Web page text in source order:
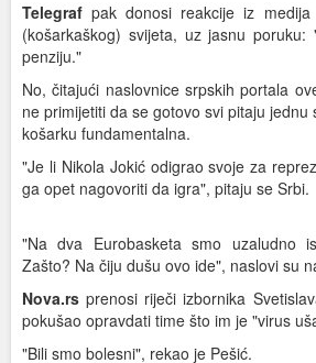
Telegraf pak donosi reakcije iz
(košarkaškog) svijeta, uz jasnu
penziju."
No, čitajući naslovnice srpskih portala
ne primijetiti da se gotovo svi pitaju jednu
košarku fundamentalna.
"Je li Nikola Jokić odigrao svoje za
ga opet nagovoriti da igra", pitaju se Srbi.
"Na dva Eurobasketa smo uzaludno
Zašto? Na čiju dušu ovo ide", naslovi su
Nova.rs prenosi riječi izbornika
pokušao opravdati time što im je "virus
"Bili smo bolesni", rekao je Pešić.